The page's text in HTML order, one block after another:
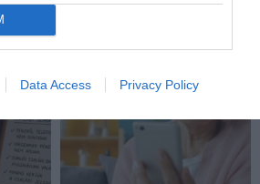
Data Access Privacy Policy